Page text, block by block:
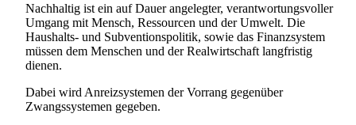
Nachhaltig ist ein auf Dauer angelegter, verantwortungsvoller
Umgang mit Mensch, Ressourcen und der Umwelt. Die
Haushalts- und Subventionspolitik, sowie das Finanzsystem
müssen dem Menschen und der Realwirtschaft langfristig
dienen.
Dabei wird Anreizsystemen der Vorrang gegenüber
Zwangssystemen gegeben.